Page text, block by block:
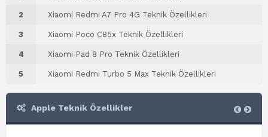
2 Xiaomi Redmi A7 Pro 4G Teknik Özellikleri
3 Xiaomi Poco C85x Teknik Özellikleri
4 Xiaomi Pad 8 Pro Teknik Özellikleri
5 Xiaomi Redmi Turbo 5 Max Teknik Özellikleri
Apple Teknik Özellikler